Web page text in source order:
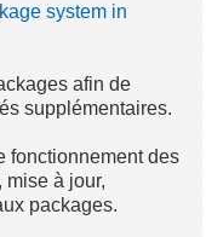
system in
afin de
supplémentaires.
fonctionnement des
à jour,
packages.